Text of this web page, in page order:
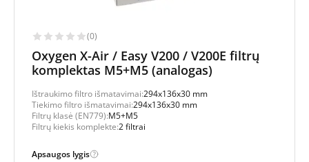
(0)
Oxygen X-Air / Easy V200 / V200E filtrų
komplektas M5+M5 (analogas)
Ištraukimo filtro išmatavimai:294x136x30 mm
Tiekimo filtro išmatavimai:294x136x30 mm
Filtrų klasė (EN779):M5+M5
Filtrų kiekis komplekte:2 filtrai
Apsaugos lygis